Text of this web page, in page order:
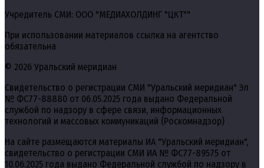
Учредитель СМИ: ООО "МЕДИАХОЛДИНГ "ЦКТ""
При использовании материалов ссылка на агентство
обязательна
© 2026 Уральский меридиан
Свидетельство о регистрации СМИ "Уральский меридиан" Эл
№ ФС77-88880 от 06.05.2025 года выдано Федеральной
службой по надзору в сфере связи, информационных
технологий и массовых коммуникаций (Роскомнадзор)
На сайте размещаются материалы ИА "Уральский меридиан",
свидетельство о регистрации СМИ ИА № ФС77-89575 от
10.06.2025 года выдано Федеральной службой по надзору в